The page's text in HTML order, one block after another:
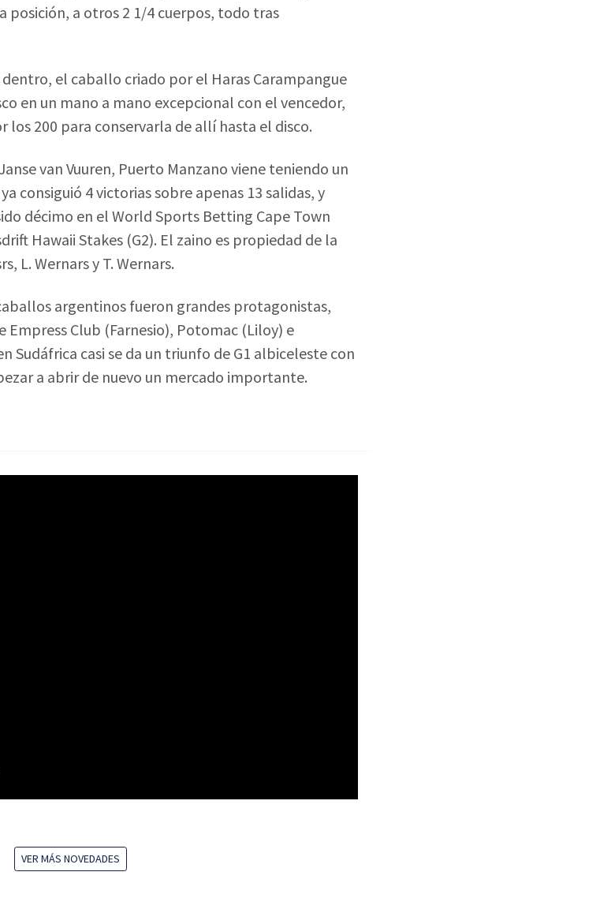
posición, a otros 2 1/4 cuerpos, todo tras
el caballo criado por el Haras Carampangue
en un mano a mano excepcional con el vencedor,
los 200 para conservarla de allí hasta el disco.
van Vuuren, Puerto Manzano viene teniendo un
consiguió 4 victorias sobre apenas 13 salidas, y
décimo en el World Sports Betting Cape Town
Hawaii Stakes (G2). El zaino es propiedad de la
L. Wernars y T. Wernars.
argentinos fueron grandes protagonistas,
Empress Club (Farnesio), Potomac (Liloy) e
Sudáfrica casi se da un triunfo de G1 albiceleste con
a abrir de nuevo un mercado importante.
VER MÁS NOVEDADES